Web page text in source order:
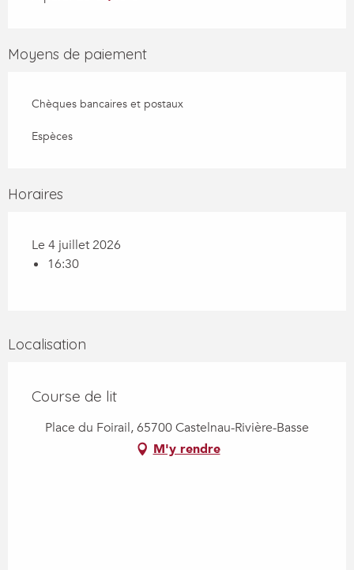
Moyens de paiement
Chèques bancaires et postaux
Espèces
Horaires
Le 4 juillet 2026
16:30
Localisation
Course de lit
Place du Foirail, 65700 Castelnau-Rivière-Basse
M'y rendre